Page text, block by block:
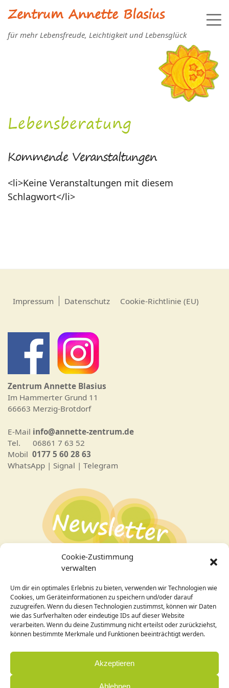
Cookie-Zustimmung
verwalten
Um dir ein optimales Erlebnis zu bieten, verwenden wir Technologien wie
Cookies, um Geräteinformationen zu speichern und/oder darauf
zuzugreifen. Wenn du diesen Technologien zustimmst, können wir Daten
wie das Surfverhalten oder eindeutige IDs auf dieser Website
verarbeiten. Wenn du deine Zustimmung nicht erteilst oder zurückziehst,
können bestimmte Merkmale und Funktionen beeinträchtigt werden.
Akzeptieren
Ablehnen
Zentrum Annette Blasius
für mehr Lebensfreude, Leichtigkeit und Lebensglück
Lebensberatung
Kommende Veranstaltungen
<li>Keine Veranstaltungen mit diesem
Schlagwort</li>
Impressum Datenschutz Cookie-Richtlinie (EU)
Zentrum Annette Blasius
Im Hammerter Grund 11
66663 Merzig-Brotdorf
E-Mail info@annette-zentrum.de
Tel. 06861 7 63 52
Mobil 0177 5 60 28 63
WhatsApp | Signal | Telegram
Bei Interesse an den Veranstaltungenhier zum
Newsletteranmelden!
Design / Programmierung: